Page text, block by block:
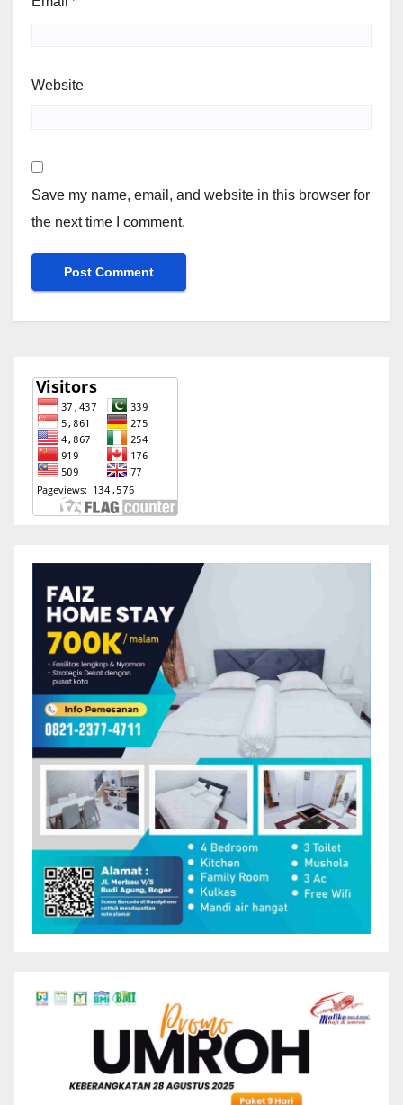
Website
Save my name, email, and website in this browser for
the next time I comment.